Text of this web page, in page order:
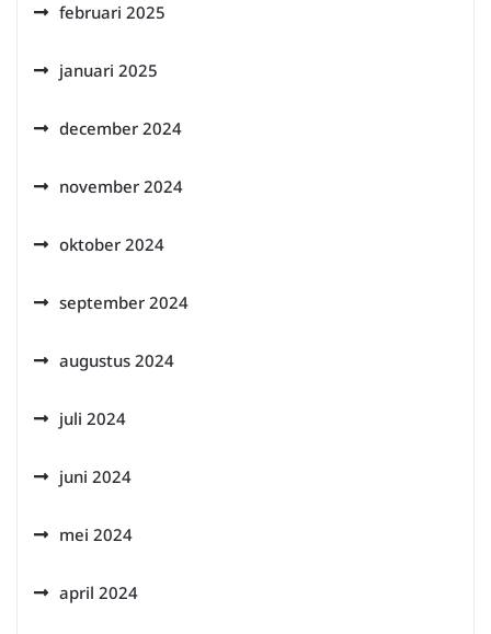
februari 2025
januari 2025
december 2024
november 2024
oktober 2024
september 2024
augustus 2024
juli 2024
juni 2024
mei 2024
april 2024